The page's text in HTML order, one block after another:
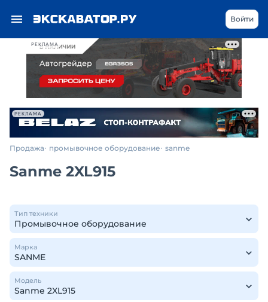
РЕКЛАМА
Войти
РЕКЛАМА
Продажа промывочное оборудование sanme
Sanme 2XL915
Тип техники
Марка
Модель